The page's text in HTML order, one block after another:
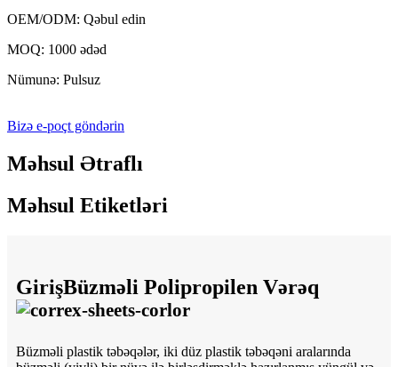
OEM/ODM: Qəbul edin
MOQ: 1000 ədəd
Nümunə: Pulsuz
Bizə e-poçt göndərin
Məhsul Ətraflı
Məhsul Etiketləri
GirişBüzməli Polipropilen Vərəq
Büzməli plastik təbəqələr, iki düz plastik təbəqəni aralarında